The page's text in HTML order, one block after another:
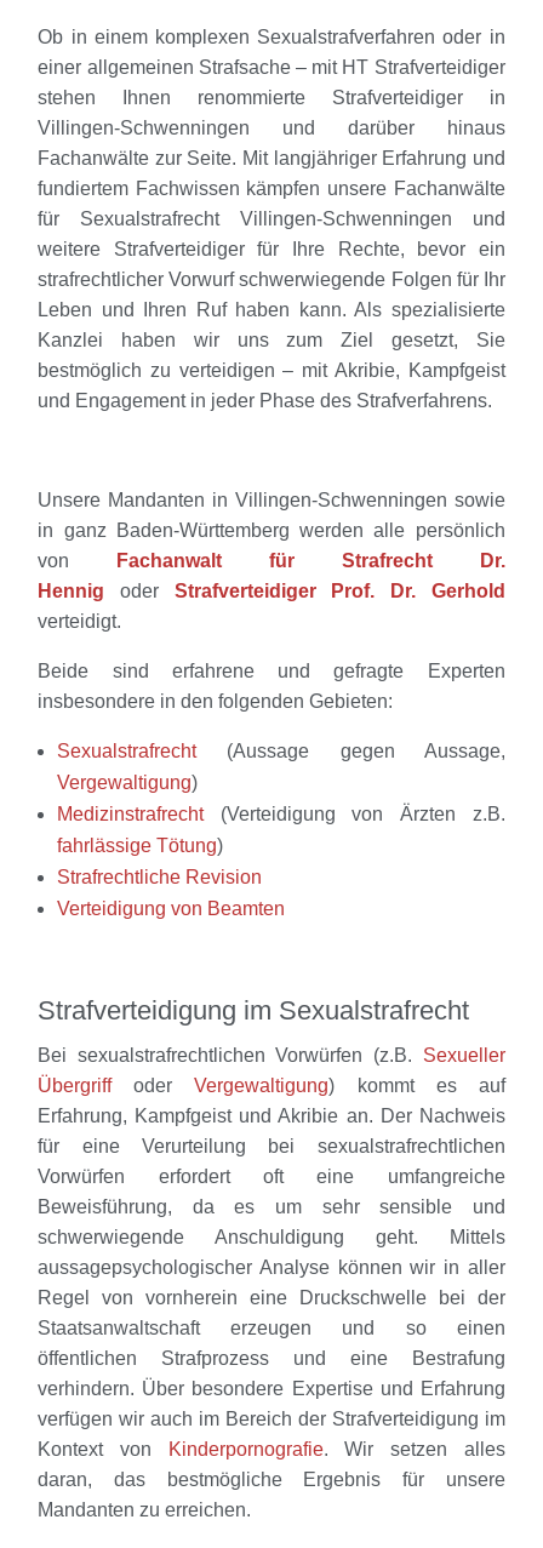
Ob in einem komplexen Sexualstrafverfahren oder in
einer allgemeinen Strafsache – mit HT Strafverteidiger
stehen Ihnen renommierte Strafverteidiger in
Villingen-Schwenningen und darüber hinaus
Fachanwälte zur Seite. Mit langjähriger Erfahrung und
fundiertem Fachwissen kämpfen unsere Fachanwälte
für Sexualstrafrecht Villingen-Schwenningen und
weitere Strafverteidiger für Ihre Rechte, bevor ein
strafrechtlicher Vorwurf schwerwiegende Folgen für Ihr
Leben und Ihren Ruf haben kann. Als spezialisierte
Kanzlei haben wir uns zum Ziel gesetzt, Sie
bestmöglich zu verteidigen – mit Akribie, Kampfgeist
und Engagement in jeder Phase des Strafverfahrens.
Unsere Mandanten in Villingen-Schwenningen sowie
in ganz Baden-Württemberg werden alle persönlich
von
Fachanwalt für Strafrecht Dr.
Hennig
oder Strafverteidiger Prof. Dr. Gerhold
verteidigt.
Beide sind erfahrene und gefragte Experten
insbesondere in den folgenden Gebieten:
Sexualstrafrecht(Aussage gegen Aussage,
Vergewaltigung)
Medizinstrafrecht(Verteidigung von Ärzten z.B.
fahrlässige Tötung)
Strafrechtliche Revision
Verteidigung von Beamten
Strafverteidigung im Sexualstrafrecht
Bei sexualstrafrechtlichen Vorwürfen (z.B. Sexueller
ÜbergriffoderVergewaltigung) kommt es auf
Erfahrung, Kampfgeist und Akribie an. Der Nachweis
für eine Verurteilung bei sexualstrafrechtlichen
Vorwürfen erfordert oft eine umfangreiche
Beweisführung, da es um sehr sensible und
schwerwiegende Anschuldigung geht.
Mittels
aussagepsychologischer Analyse können wir in aller
Regel von vornherein eine Druckschwelle bei der
Staatsanwaltschaft erzeugen und so einen
öffentlichen Strafprozess und eine Bestrafung
verhindern. Über besondere Expertise und Erfahrung
verfügen wir auch im Bereich der Strafverteidigung im
Kontext von
Kinderpornografie.Wir setzen alles
daran, das bestmögliche Ergebnis für unsere
Mandanten zu erreichen.